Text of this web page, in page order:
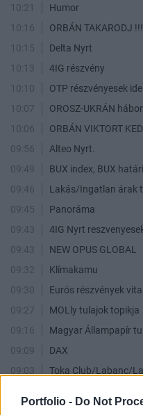
Portfolio - Do Not
10:21
Humor
10:16
ORBÁN TAKARODJ !!!
10:15
Delta Nyrt
10:13
4IG részvény
10:10
OTP részvényesek
10:07
OROSZ-UKRÁN
10:06
ORBÁN VIKTORT
09:56
Alteo Nyrt.
09:49
BUX index, BUX
09:46
Lakás/Ingatlan árak
09:45
Panoráma
09:43
4IG Nyrt
09:43
NEW OPUS GLOBAL
09:32
Klímakamu
09:30
Eurós részvények
09:27
MOLly tulajok topikja
09:16
Magyar Állampapír
09:09
DAX
09:03
Orosz - Ukrán